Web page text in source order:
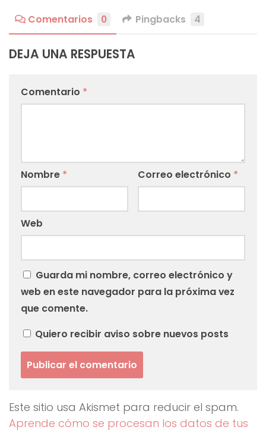
Comentarios 0 Pingbacks 4
DEJA UNA RESPUESTA
Comentario *
Nombre * Correo electrónico *
Web
Guarda mi nombre, correo electrónico y
web en este navegador para la próxima vez
que comente.
Quiero recibir aviso sobre nuevos posts
Este sitio usa Akismet para reducir el spam.
Aprende cómo se procesan los datos de tus